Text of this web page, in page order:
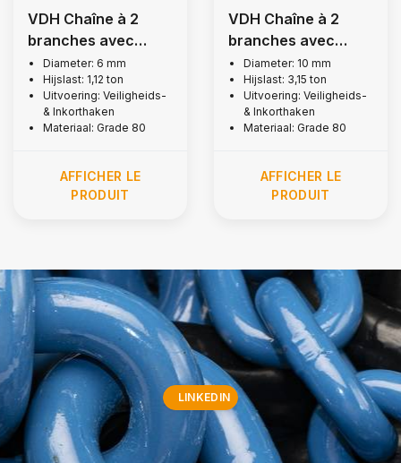
VDH Chaîne à 2
branches avec
crochets de
sécurité et crochets
fendus, Ø 6 mm
Diameter: 6 mm
Hijslast: 1,12 ton
Uitvoering: Veiligheids-
& Inkorthaken
Materiaal: Grade 80
AFFICHER LE
PRODUIT
VDH Chaîne à 2
branches avec
crochets de
sécurité et crochets
fendus, Ø 10 mm
Diameter: 10 mm
Hijslast: 3,15 ton
Uitvoering: Veiligheids-
& Inkorthaken
Materiaal: Grade 80
AFFICHER LE
PRODUIT
LINKEDIN